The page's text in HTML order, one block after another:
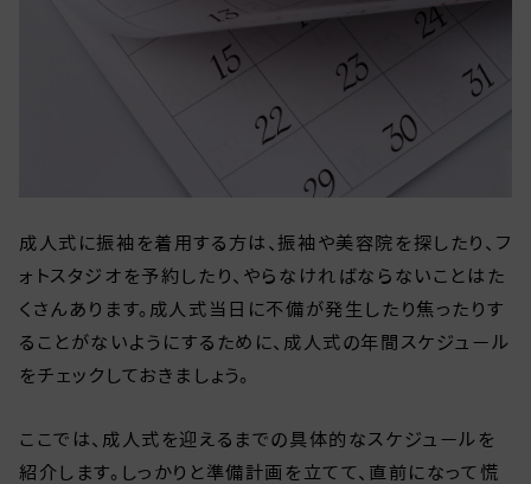
成人式に振袖を着用する方は、振袖や美容院を探したり、フ
ォトスタジオを予約したり、やらなければならないことはた
くさんあります。成人式当日に不備が発生したり焦ったりす
ることがないようにするために、成人式の年間スケジュール
をチェックしておきましょう。
ここでは、成人式を迎えるまでの具体的なスケジュールを
紹介します。しっかりと準備計画を立てて、直前になって慌